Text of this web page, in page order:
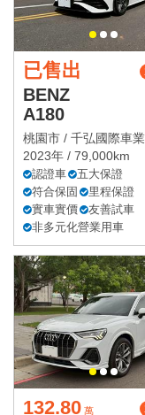
已售出
BENZ
A180
桃園市 / 千弘國際車業
2023年 / 79,000km
認證車
五大保證
符合保固
里程保證
實車實價
友善試車
非多元化營業用車
132.80 萬